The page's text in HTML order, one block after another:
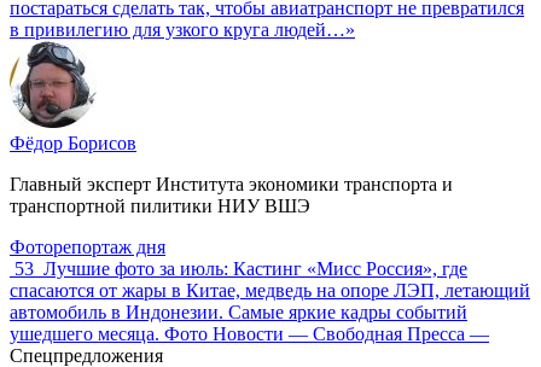
постараться сделать так, чтобы авиатранспорт не превратился
в привилегию для узкого круга людей…»
Фёдор Борисов
Главный эксперт Института экономики транспорта и
транспортной пилитики НИУ ВШЭ
Фоторепортаж дня
53 Лучшие фото за июль: Кастинг «Мисс Россия», где
спасаются от жары в Китае, медведь на опоре ЛЭП, летающий
автомобиль в Индонезии. Самые яркие кадры событий
ушедшего месяца. Фото Новости — Свободная Пресса —
Спецпредложения